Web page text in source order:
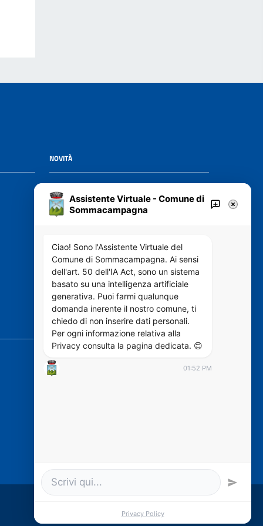
NOVITÀ
Notizie
Avvisi
VIVERE IL COMUNE
Luoghi
Eventi
SEGUICI SU
Assistente Virtuale - Comune di
Sommacampagna
Ciao! Sono l'Assistente Virtuale del
Comune di Sommacampagna. Ai sensi
dell'art. 50 dell'IA Act, sono un sistema
basato su una intelligenza artificiale
generativa. Puoi farmi qualunque
domanda inerente il nostro comune, ti
chiedo di non inserire dati personali.
Per ogni informazione relativa alla
Privacy consulta la pagina dedicata. 😊
01:52 PM
Privacy Policy